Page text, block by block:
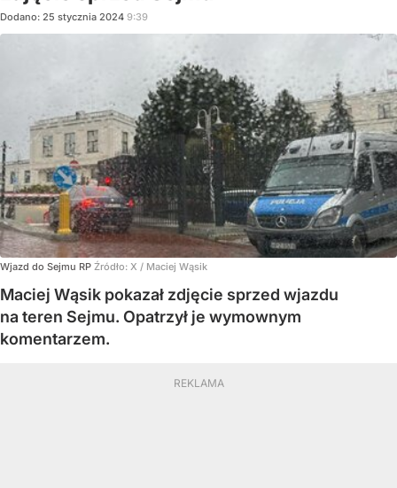
Dodano: 25 stycznia 2024 9:39
Wjazd do Sejmu RP Źródło: X / Maciej Wąsik
Maciej Wąsik pokazał zdjęcie sprzed wjazdu
na teren Sejmu. Opatrzył je wymownym
komentarzem.